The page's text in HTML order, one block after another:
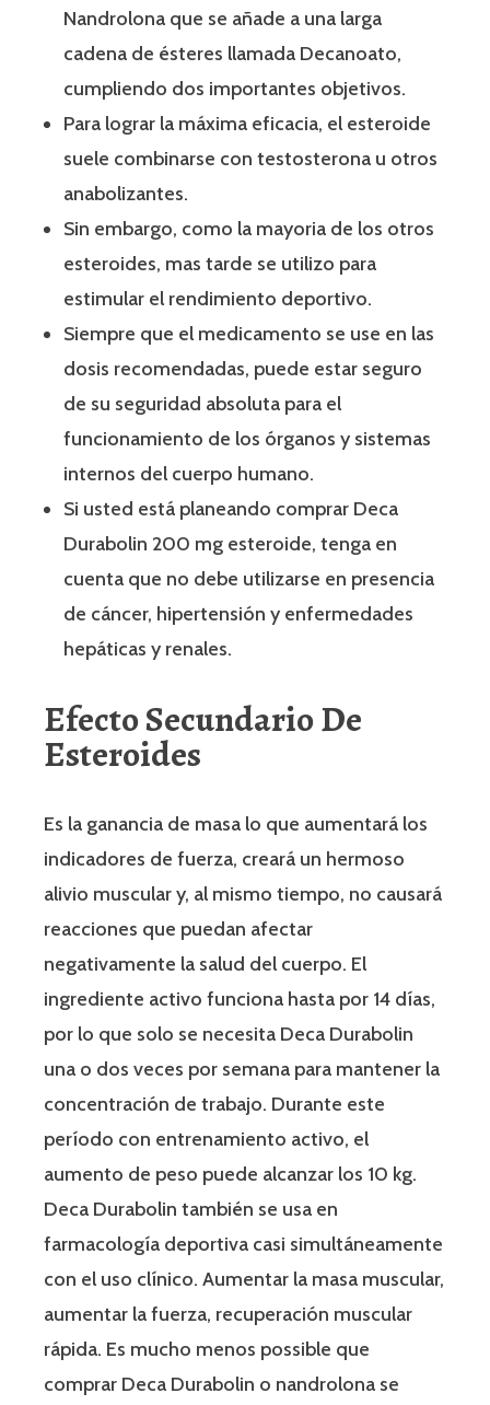
Nandrolona que se añade a una larga
cadena de ésteres llamada Decanoato,
cumpliendo dos importantes objetivos.
Para lograr la máxima eficacia, el esteroide
suele combinarse con testosterona u otros
anabolizantes.
Sin embargo, como la mayoria de los otros
esteroides, mas tarde se utilizo para
estimular el rendimiento deportivo.
Siempre que el medicamento se use en las
dosis recomendadas, puede estar seguro
de su seguridad absoluta para el
funcionamiento de los órganos y sistemas
internos del cuerpo humano.
Si usted está planeando comprar Deca
Durabolin 200 mg esteroide, tenga en
cuenta que no debe utilizarse en presencia
de cáncer, hipertensión y enfermedades
hepáticas y renales.
Efecto Secundario De
Esteroides
Es la ganancia de masa lo que aumentará los
indicadores de fuerza, creará un hermoso
alivio muscular y, al mismo tiempo, no causará
reacciones que puedan afectar
negativamente la salud del cuerpo. El
ingrediente activo funciona hasta por 14 días,
por lo que solo se necesita Deca Durabolin
una o dos veces por semana para mantener la
concentración de trabajo. Durante este
período con entrenamiento activo, el
aumento de peso puede alcanzar los 10 kg.
Deca Durabolin también se usa en
farmacología deportiva casi simultáneamente
con el uso clínico. Aumentar la masa muscular,
aumentar la fuerza, recuperación muscular
rápida. Es mucho menos possible que
comprar Deca Durabolin o nandrolona se